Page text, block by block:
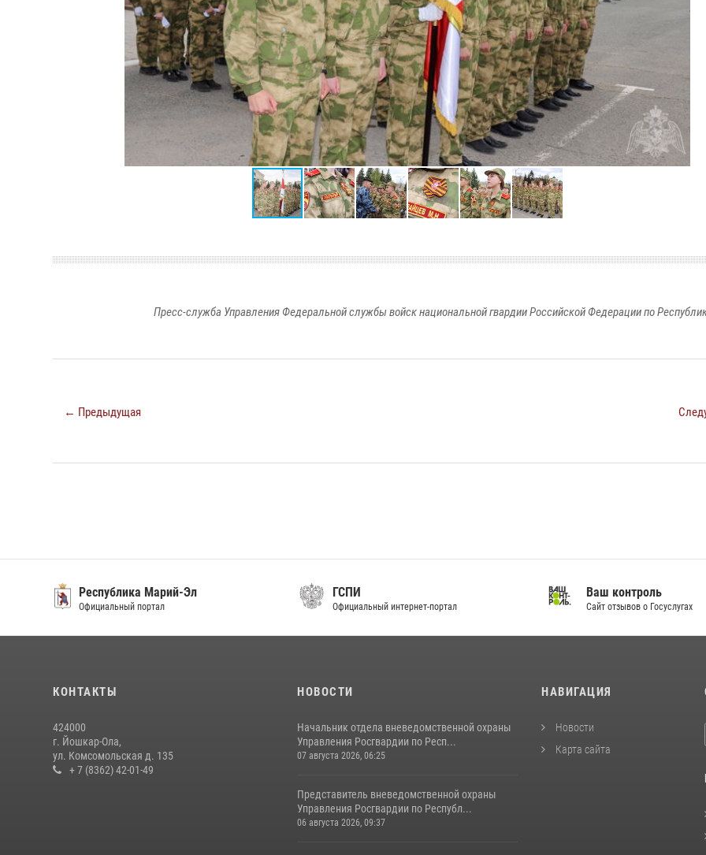
Пресс-служба Управления Федеральной службы войск национальной гвардии Российской Федерации по
← Предыдущая
Республика Марий-Эл
Официальный портал
ГСПИ
Официальный интернет-портал
Ваш контроль
Сайт отзывов о Госуслугах
КОНТАКТЫ
424000
г. Йошкар-Ола,
ул. Комсомольская д. 135
+ 7 (8362) 42-01-49
НОВОСТИ
Начальник отдела вневедомственной охраны
Управления Росгвардии по Респ...
07 августа 2026, 06:25
Представитель вневедомственной охраны
Управления Росгвардии по Республ...
06 августа 2026, 09:37
НАВИГАЦИЯ
Новости
Карта сайта